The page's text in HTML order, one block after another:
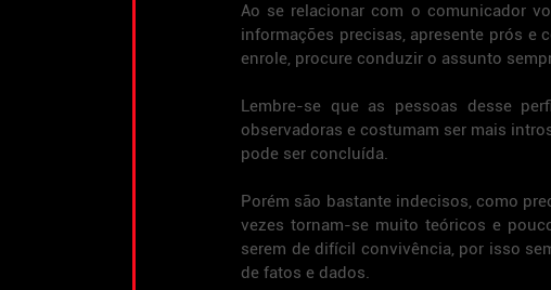
Ao se relacionar com o comunicador
informações precisas, apresente prós e
enrole, procure conduzir o assunto
Lembre-se que as pessoas desse
observadoras e costumam ser mais
pode ser concluída.
Porém são bastante indecisos, como
vezes tornam-se muito teóricos e
serem de difícil convivência, por isso
de fatos e dados.